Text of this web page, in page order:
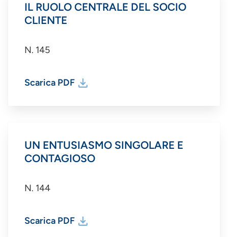
IL RUOLO CENTRALE DEL SOCIO
CLIENTE
N. 145
Scarica PDF
UN ENTUSIASMO SINGOLARE E
CONTAGIOSO
N. 144
Scarica PDF